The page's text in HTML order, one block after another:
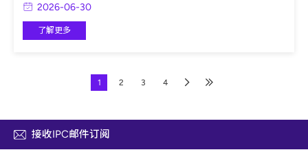
2026-06-30
了解更多
1 2 3 4
接收IPC邮件订阅